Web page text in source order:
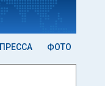
ПРЕССА ФОТО